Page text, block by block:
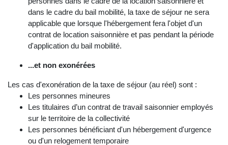
dans le cadre du bail mobilité, la taxe de séjour ne sera
applicable que lorsque l'hébergement fera l'objet d'un
contrat de location saisonnière et pas pendant la période
d'application du bail mobilité.
...et non exonérées
Les cas d'exonération de la taxe de séjour (au réel) sont :
Les personnes mineures
Les titulaires d’un contrat de travail saisonnier employés
sur le territoire de la collectivité
Les personnes bénéficiant d'un hébergement d'urgence
ou d'un relogement temporaire